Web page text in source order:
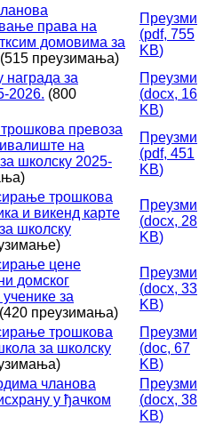
права на
домовима за
(515 преузимања)
Преузми
(pdf, 755
KB)
награда за
2026. (800
Преузми
(docx, 16
KB)
превоза
на
школску 2025-
Преузми
(pdf, 451
KB)
трошкова
и викенд карте
школску
Преузми
(docx, 28
KB)
цене
домског
за
(420 преузимања)
Преузми
(docx, 33
KB)
трошкова
за школску
Преузми
(doc, 67
KB)
чланова
у ђачком
Преузми
(docx, 38
KB)